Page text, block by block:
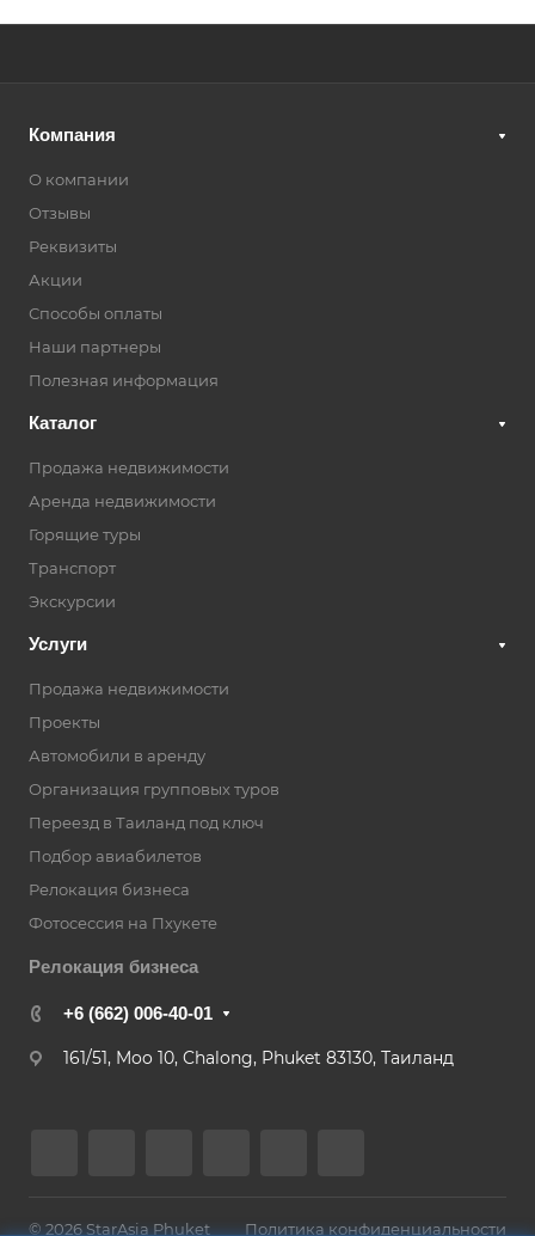
Компания
О компании
Отзывы
Реквизиты
Акции
Способы оплаты
Наши партнеры
Полезная информация
Каталог
Продажа недвижимости
Аренда недвижимости
Горящие туры
Транспорт
Экскурсии
Услуги
Продажа недвижимости
Проекты
Автомобили в аренду
Организация групповых туров
Переезд в Таиланд под ключ
Подбор авиабилетов
Релокация бизнеса
Фотоcессия на Пхукете
Релокация бизнеса
+6 (662) 006-40-01
161/51, Moo 10, Chalong, Phuket 83130, Таиланд
© 2026 StarAsia Phuket Политика конфиденциальности